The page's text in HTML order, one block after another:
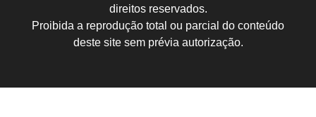
direitos reservados.
Proibida a reprodução total ou parcial do conteúdo
deste site sem prévia autorização.